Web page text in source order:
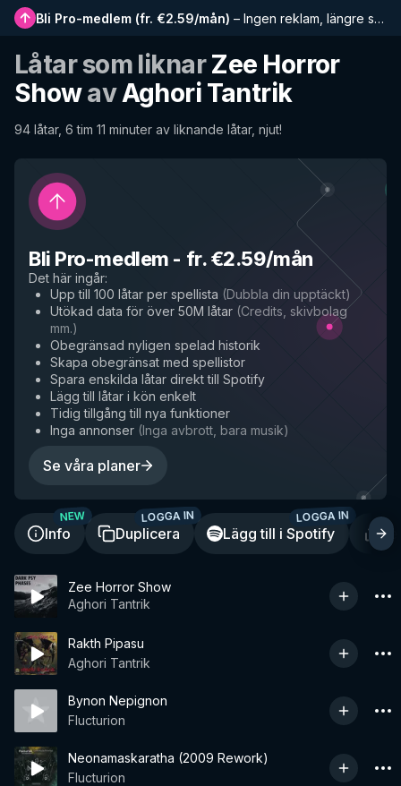
Bli Pro-medlem (fr. €2.59/mån) – Ingen reklam, längre spellistor, komplett historik och tidig tillgång till nya funktioner
Låtar som liknarZee Horror
ShowavAghori Tantrik
94 låtar, 6 tim 11 minuter av liknande låtar, njut!
Bli Pro-medlem - fr. €2.59/mån
Det här ingår:
Upp till 100 låtar per spellista (Dubbla din upptäckt)
Utökad data för över 50M låtar (Credits, skivbolag
mm.)
Obegränsad nyligen spelad historik
Skapa obegränsat med spellistor
Spara enskilda låtar direkt till Spotify
Lägg till låtar i kön enkelt
Tidig tillgång till nya funktioner
Inga annonser (Inga avbrott, bara musik)
Se våra planer
Info
NEW
Duplicera
LOGGA IN
Lägg till i Spotify
LOGGA IN
Zee Horror Show
Aghori Tantrik
Rakth Pipasu
Aghori Tantrik
Bynon Nepignon
Flucturion
Neonamaskaratha (2009 Rework)
Flucturion